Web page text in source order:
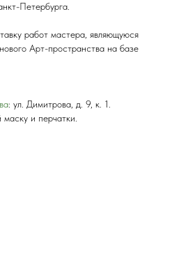
Петербурга.
работ мастера, являющуюся
Арт-пространства на базе
: ул. Димитрова, д. 9, к. 1.
и перчатки.